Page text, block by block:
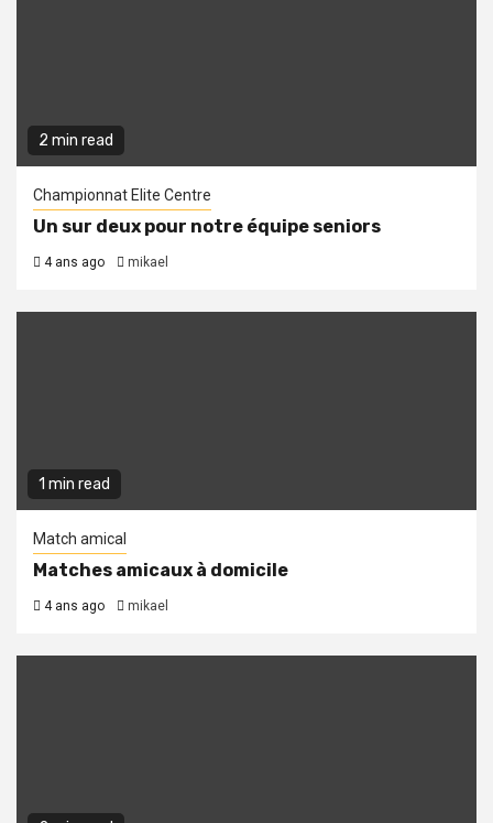
2 min read
Championnat Elite Centre
Un sur deux pour notre équipe seniors
4 ans ago mikael
1 min read
Match amical
Matches amicaux à domicile
4 ans ago mikael